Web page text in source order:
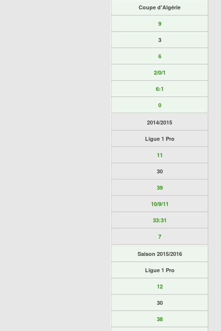
Coupe d'Algérie
9
3
6
2/0/1
6:1
0
2014/2015
Ligue 1 Pro
11
30
39
10/9/11
33:31
7
Saison 2015/2016
Ligue 1 Pro
12
30
38